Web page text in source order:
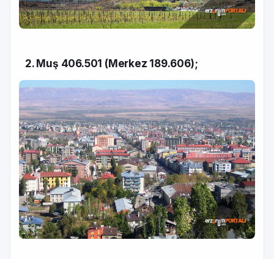
2. Muş 406.501 (Merkez 189.606);